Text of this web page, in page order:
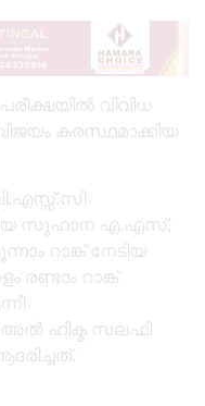
വിവിധ
കരസ്ഥമാക്കിയ
സുഹാന എ.എസ്,
റാങ്ക് നേടിയ
റാങ്ക്
അൽ ഹിക്മ സലഫി